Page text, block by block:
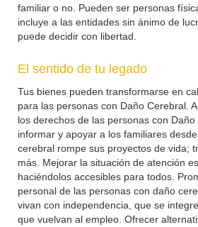
familiar o no. Pueden ser personas
incluye a las entidades sin ánimo de
puede decidir con libertad.
El sentido de tu legado
Tus bienes pueden transformarse en
para las personas con Daño Cerebral.
los derechos de las personas con
informar y apoyar a los familiares
cerebral rompe sus proyectos de vida;
más. Mejorar la situación de atención
haciéndolos accesibles para todos.
personal de las personas con daño
vivan con independencia, que se
que vuelvan al empleo. Ofrecer